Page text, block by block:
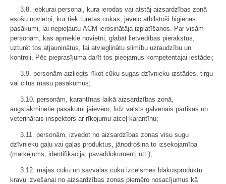
3.8. jebkurai personai, kura ierodas vai atstāj aizsardzības zonā
esošu novietni, kur tiek turētas cūkas, jāveic atbilstoši higiēnas
pasākumi, lai nepieļautu ĀCM ierosinātāja izplatīšanos. Par visām
personām, kas apmeklē novietni, glabāt lietvedības pierakstus,
uzturēt tos atjauninātus, lai atvieglinātu slimību uzraudzību un
kontroli. Pēc pieprasījuma darīt tos pieejamus kompetentajai iestādei;
3.9. personām aizliegts rīkot cūku sugas dzīvnieku izstādes, tirgu
vai citus masu pasākumus;
3.10. personām, karantīnas laikā aizsardzības zonā,
augstākminētie pasākumi jāievēro, līdz valsts galvenais pārtikas un
veterinārais inspektors ar rīkojumu atceļ karantīnu;
3.11. personām, izvedot no aizsardzības zonas visu sugu
dzīvnieku gaļu vai gaļas produktus, jānodrošina to izsekojamība
(marķējums, identifikācija, pavaddokumenti utt.);
3.12. mājas cūku un savvaļas cūku izcelsmes blakusproduktu
kravu izvešanai no aizsardzības zonas piemēro nosacījumus kā